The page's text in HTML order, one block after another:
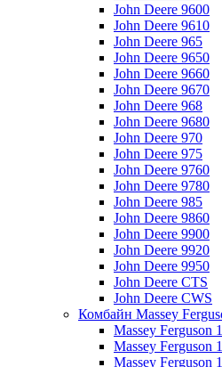
John Deere 9600
John Deere 9610
John Deere 965
John Deere 9650
John Deere 9660
John Deere 9670
John Deere 968
John Deere 9680
John Deere 970
John Deere 975
John Deere 9760
John Deere 9780
John Deere 985
John Deere 9860
John Deere 9900
John Deere 9920
John Deere 9950
John Deere CTS
John Deere CWS
Комбайн Massey
Massey Ferguson
Massey Ferguson
Massey Ferguson